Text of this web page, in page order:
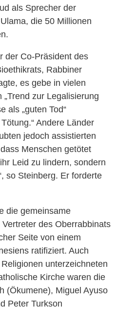
als Sprecher der
die 50 Millionen
der Co-Präsident des
Rabbiner
es gebe in vielen
zur Legalisierung
als „guten Tod“
Andere Länder
jedoch assistierten
Menschen getötet
Leid zu lindern, sondern
so Steinberg. Er forderte
die gemeinsame
des Oberrabbinats
Seite von einem
ratifiziert. Auch
unterzeichneten
Kirche waren die
(Ökumene), Miguel Ayuso
Peter Turkson